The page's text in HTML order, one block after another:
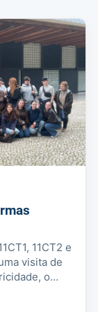
11CT2 e
visita de
o